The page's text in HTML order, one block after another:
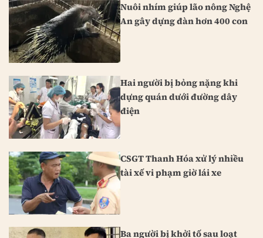
Nuôi nhím giúp lão nông Nghệ
An gây dựng đàn hơn 400 con
Hai người bị bỏng nặng khi
dựng quán dưới đường dây
điện
CSGT Thanh Hóa xử lý nhiều
tài xế vi phạm giờ lái xe
Ba người bị khởi tố sau loạt